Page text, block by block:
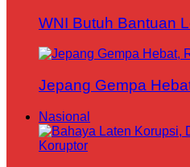
WNI Butuh Bantuan
Jepang Gempa
Nasional